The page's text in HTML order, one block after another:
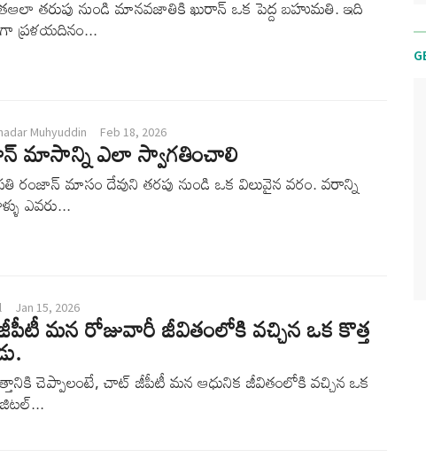
తరుపు నుండి మానవజాతికి ఖురాన్ ఒక పెద్ద బహుమతి. ఇది
ప్రళయదినం...
Muhyuddin Feb 18, 2026
మాసాన్ని ఎలా స్వాగతించాలి
రంజాన్ మాసం దేవుని తరపు నుండి ఒక విలువైన వరం. వరాన్ని
ఎవరు...
Jan 15, 2026
మన రోజువారీ జీవితంలోకి వచ్చిన ఒక కొత్త
చెప్పాలంటే, చాట్ జీపీటీ మన ఆధునిక జీవితంలోకి వచ్చిన ఒక